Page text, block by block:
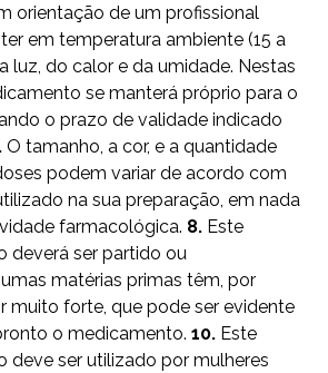
orientação de um profissional
em temperatura ambiente (15 a
luz, do calor e da umidade. Nestas
se manterá próprio para o
o prazo de validade indicado
O tamanho, a cor, e a quantidade
podem variar de acordo com
na sua preparação, em nada
farmacológica. 8. Este
deverá ser partido ou
matérias primas têm, por
muito forte, que pode ser evidente
o medicamento. 10. Este
deve ser utilizado por mulheres